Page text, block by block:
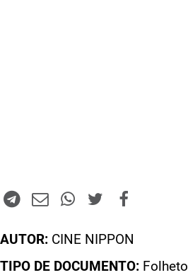
AUTOR: CINE NIPPON
TIPO DE DOCUMENTO: Folheto